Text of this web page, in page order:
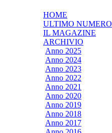
HOME
ULTIMO NUMERO
IL MAGAZINE
ARCHIVIO
Anno 2025
Anno 2024
Anno 2023
Anno 2022
Anno 2021
Anno 2020
Anno 2019
Anno 2018
Anno 2017